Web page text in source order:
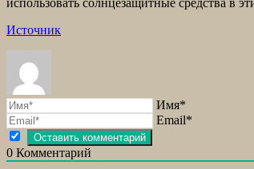
Источник
Имя*
Email*
0 Комментарий